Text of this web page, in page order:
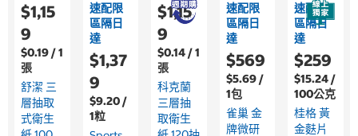
$1,15
9
$0.19 / 1
張
舒潔 三
層抽取
式衛生
速配限
區隔日
達
$1,37
9
$9.20 /
1粒
$1,15
9
$0.14 / 1
張
科克蘭
三層抽
取衛生
速配限
區隔日
達
$569
$5.69 /
1包
雀巢 金
牌微研
速配限
區隔日
達
$259
$15.24 /
100公克
桂格 黃
金麩片